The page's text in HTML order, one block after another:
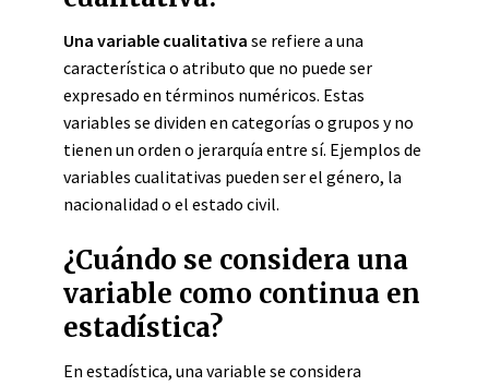
Una variable cualitativa se refiere a una
característica o atributo que no puede ser
expresado en términos numéricos. Estas
variables se dividen en categorías o grupos y no
tienen un orden o jerarquía entre sí. Ejemplos de
variables cualitativas pueden ser el género, la
nacionalidad o el estado civil.
¿Cuándo se considera una
variable como continua en
estadística?
En estadística, una variable se considera